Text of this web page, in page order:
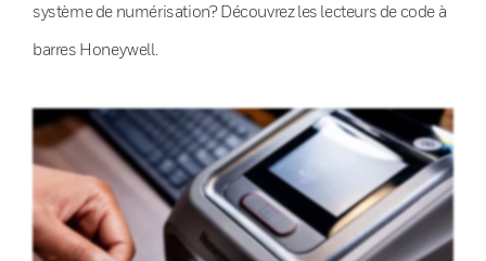
système de numérisation? Découvrez les lecteurs de code à
barres Honeywell.